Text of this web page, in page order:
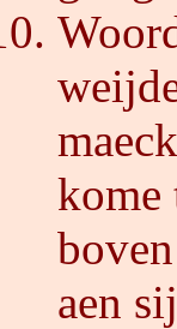
kome
aen